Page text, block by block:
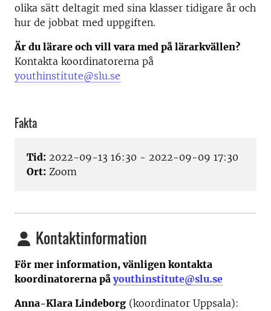
olika sätt deltagit med sina klasser tidigare år och
hur de jobbat med uppgiften.
Är du lärare och vill vara med på lärarkvällen?
Kontakta koordinatorerna på
youthinstitute@slu.se
Fakta
Tid: 2022-09-13 16:30 - 2022-09-09 17:30
Ort: Zoom
Kontaktinformation
För mer information, vänligen kontakta
koordinatorerna på youthinstitute@slu.se
Anna-Klara Lindeborg (koordinator Uppsala):